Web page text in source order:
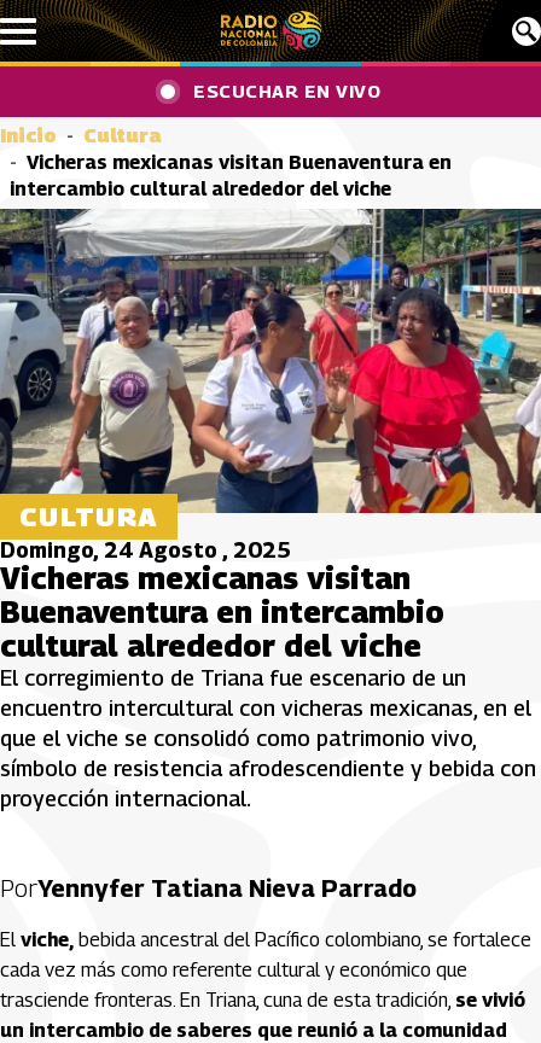
Pasar al contenido principal
ESCUCHAR EN VIVO
Inicio
Cultura
Vicheras mexicanas visitan Buenaventura en
intercambio cultural alrededor del viche
CULTURA
Domingo, 24 Agosto , 2025
Vicheras mexicanas visitan
Buenaventura en intercambio
cultural alrededor del viche
El corregimiento de Triana fue escenario de un
encuentro intercultural con vicheras mexicanas, en el
que el viche se consolidó como patrimonio vivo,
símbolo de resistencia afrodescendiente y bebida con
proyección internacional.
PorYennyfer Tatiana Nieva Parrado
El viche, bebida ancestral del Pacífico colombiano, se fortalece
cada vez más como referente cultural y económico que
trasciende fronteras. En Triana, cuna de esta tradición, se vivió
un intercambio de saberes que reunió a la comunidad